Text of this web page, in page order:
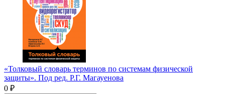
«Толковый словарь терминов по системам физической
защиты». Под ред. Р.Г. Магауенова
0 ₽